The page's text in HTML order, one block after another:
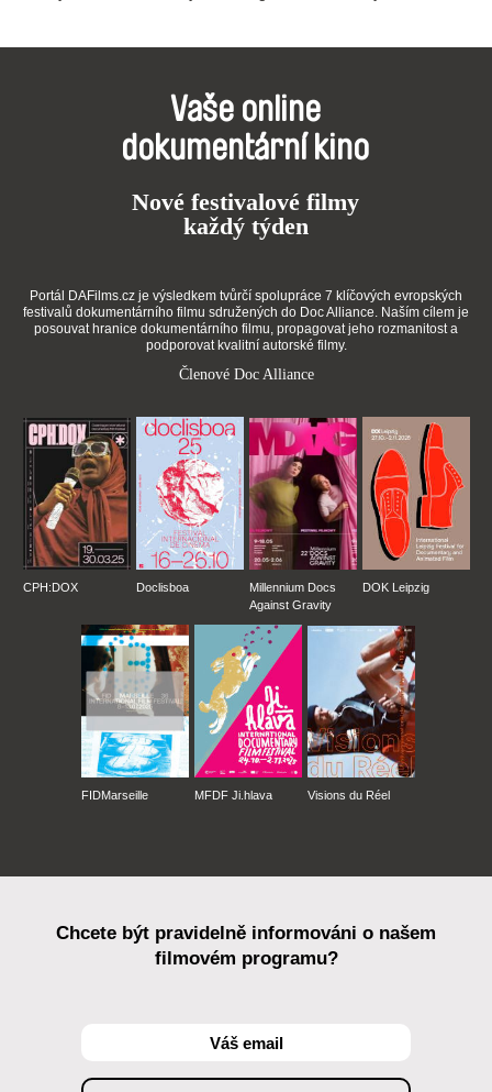
Vaše online
dokumentární kino
Nové festivalové filmy
každý týden
Portál DAFilms.cz je výsledkem tvůrčí spolupráce 7 klíčových evropských
festivalů dokumentárního filmu sdružených do Doc Alliance. Naším cílem je
posouvat hranice dokumentárního filmu, propagovat jeho rozmanitost a
podporovat kvalitní autorské filmy.
Členové Doc Alliance
CPH:DOX Doclisboa
Millennium Docs
Against Gravity
DOK Leipzig
FIDMarseille MFDF Ji.hlava Visions du Réel
Chcete být pravidelně informováni o našem
filmovém programu?